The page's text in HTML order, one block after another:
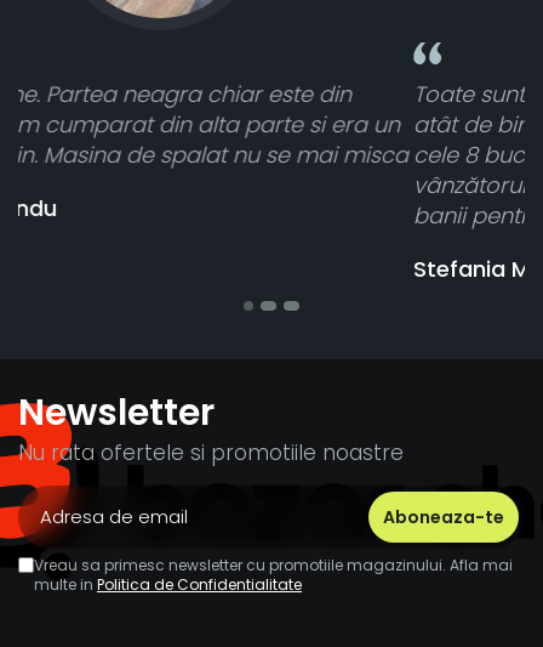
Toate sunt foarte luminoase și funcționează
atât de bine în curtea din spate. A primit toate
cele 8 bucati dar una nu a funcționat,
vânzătorul a răspuns rapid și a rambursat
banii pentru 1 bucata, Multumesc
Newsletter
Nu rata ofertele si promotiile noastre
Vreau sa primesc newsletter cu promotiile magazinului. Afla mai
multe in Politica de Confidentialitate